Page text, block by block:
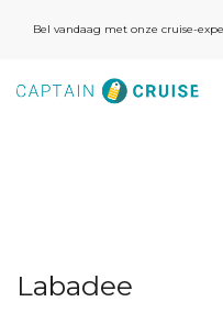
Bel vandaag met onze cruise-
Labadee